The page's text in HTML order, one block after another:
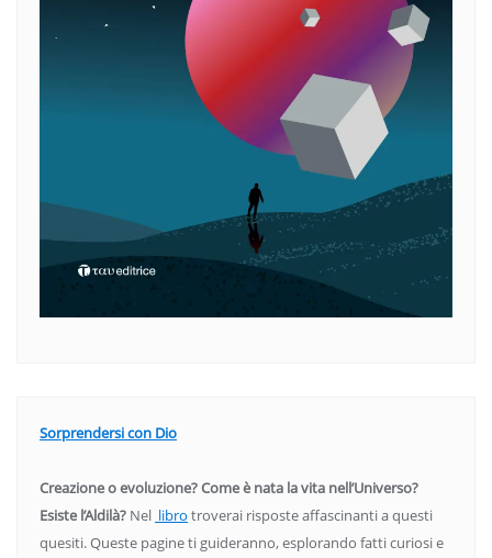
Sorprendersi con Dio
Creazione o evoluzione? Come è nata la vita nell’Universo?
Esiste l’Aldilà? Nel libro troverai risposte affascinanti a questi
quesiti. Queste pagine ti guideranno, esplorando fatti curiosi e